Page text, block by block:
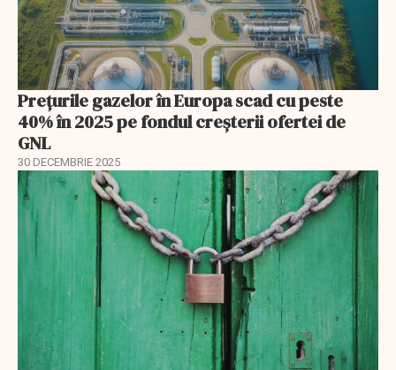
Prețurile gazelor în Europa scad cu peste
40% în 2025 pe fondul creșterii ofertei de
GNL
30 DECEMBRIE 2025